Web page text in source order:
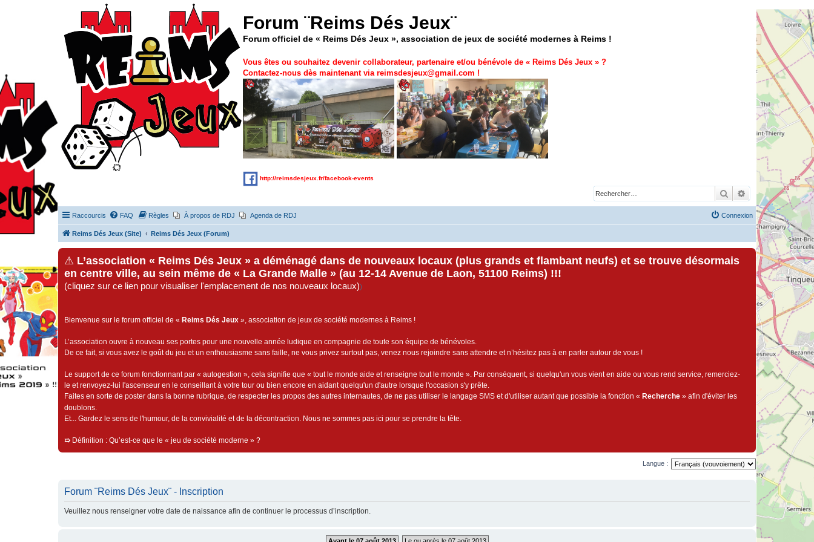
Forum ¨Reims Dés Jeux¨
Forum officiel de « Reims Dés Jeux », association de jeux de société modernes à Reims !
Vous êtes ou souhaitez devenir collaborateur, partenaire et/ou bénévole de « Reims Dés Jeux » ?
Contactez-nous dès maintenant via reimsdesjeux@gmail.com !
http://reimsdesjeux.fr/facebook-events
RechercherRecherche
Raccourcis FAQ Règles À propos de RDJ Agenda de RDJ Connexion
Reims Dés Jeux (Site) Reims Dés Jeux (Forum)
⚠ L’association « Reims Dés Jeux » a déménagé dans de nouveaux locaux (plus grands et flambant neufs) et se trouve désormais
en centre ville, au sein même de « La Grande Malle » (au 12-14 Avenue de Laon, 51100 Reims) !!!
(cliquez sur ce lien pour visualiser l'emplacement de nos nouveaux locaux))
Bienvenue sur le forum officiel de « Reims Dés Jeux », association de jeux de société modernes à Reims !
L’association ouvre à nouveau ses portes pour une nouvelle année ludique en compagnie de toute son équipe de bénévoles.
De ce fait, si vous avez le goût du jeu et un enthousiasme sans faille, ne vous privez surtout pas, venez nous rejoindre sans attendre et n’hésitez pas à en parler autour de vous !
Le support de ce forum fonctionnant par « autogestion », cela signifie que « tout le monde aide et renseigne tout le monde ». Par conséquent, si quelqu'un vous vient en aide ou vous rend service, remerciez-
le et renvoyez-lui l'ascenseur en le conseillant à votre tour ou bien encore en aidant quelqu'un d'autre lorsque l'occasion s'y prête.
Faites en sorte de poster dans la bonne rubrique, de respecter les propos des autres internautes, de ne pas utiliser le langage SMS et d'utiliser autant que possible la fonction « Recherche » afin d'éviter les
doublons.
Et... Gardez le sens de l'humour, de la convivialité et de la décontraction. Nous ne sommes pas ici pour se prendre la tête.
➯ Définition : Qu’est-ce que le « jeu de société moderne » ?
Langue :
Forum ¨Reims Dés Jeux¨ - Inscription
Veuillez nous renseigner votre date de naissance afin de continuer le processus d’inscription.
Avant le 07 août 2013 Le ou après le 07 août 2013